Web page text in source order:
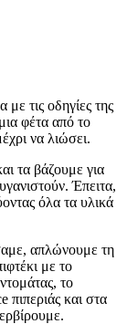
τις οδηγίες της
φέτα από το
να λιώσει.
τα βάζουμε για
Έπειτα,
όλα τα υλικά
απλώνουμε τη
με το
το
και στα